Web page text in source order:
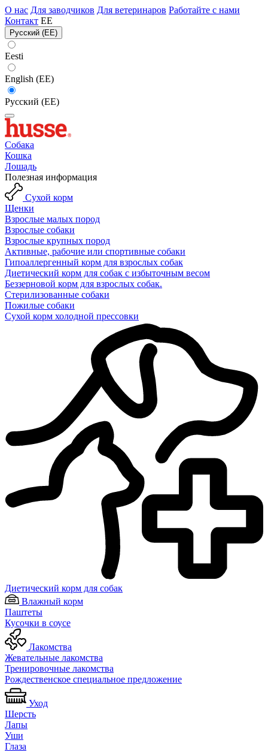
О нас Для заводчиков Для ветеринаров Работайте с нами
Контакт EE
Русский (EE)
Eesti
English (EE)
Русский (EE)
Собака
Кошка
Лошадь
Полезная информация
Сухой корм
Щенки
Взрослые малых пород
Взрослые собаки
Взрослые крупных пород
Активные, рабочие или спортивные собаки
Гипоаллергенный корм для взрослых собак
Диетический корм для собак с избыточным весом
Беззерновой корм для взрослых собак.
Стерилизованные собаки
Пожилые собаки
Сухой корм холодной прессовки
Диетический корм для собак
Влажный корм
Паштеты
Кусочки в соусе
Лакомства
Жевательные лакомства
Тренировочные лакомства
Рождественское специальное предложение
Уход
Шерсть
Лапы
Уши
Глаза